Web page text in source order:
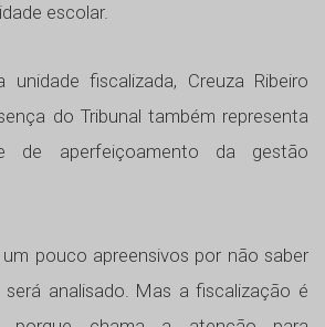
escolar.
fiscalizada, Creuza Ribeiro
do Tribunal também representa
de aperfeiçoamento da gestão
pouco apreensivos por não saber
analisado. Mas a fiscalização é